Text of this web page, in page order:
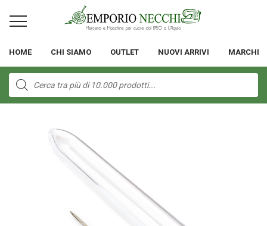
HOME CHI SIAMO OUTLET NUOVI ARRIVI MARCHI
Products
search